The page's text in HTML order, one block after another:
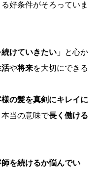
好条件がそろっていま
けていきたい」 と心か
活や将来を大切にできる
様の髪を真剣にキレイに
当の意味で長く働ける
師を続けるか悩んでい